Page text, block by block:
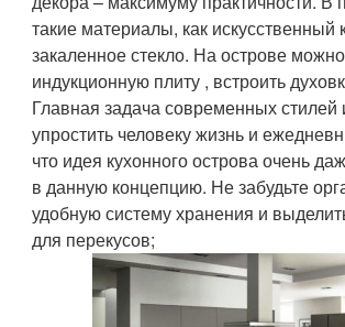
такие материалы, как искусственный
закаленное стекло. На острове
индукционную плиту , встроить
Главная задача современных стилей
упростить человеку жизнь и
что идея кухонного острова очень
в данную концепцию. Не забудьте
удобную систему хранения и
для перекусов;